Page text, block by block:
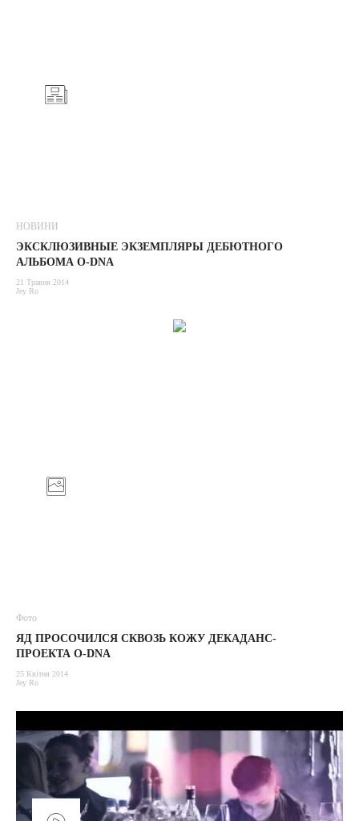
НОВИНИ
ЭКСКЛЮЗИВНЫЕ ЭКЗЕМПЛЯРЫ ДЕБЮТНОГО
АЛЬБОМА O-DNA
21 Травня 2014
Jey Ro
Фото
ЯД ПРОСОЧИЛСЯ СКВОЗЬ КОЖУ ДЕКАДАНС-
ПРОЕКТА O-DNA
25 Квітня 2014
Jey Ro